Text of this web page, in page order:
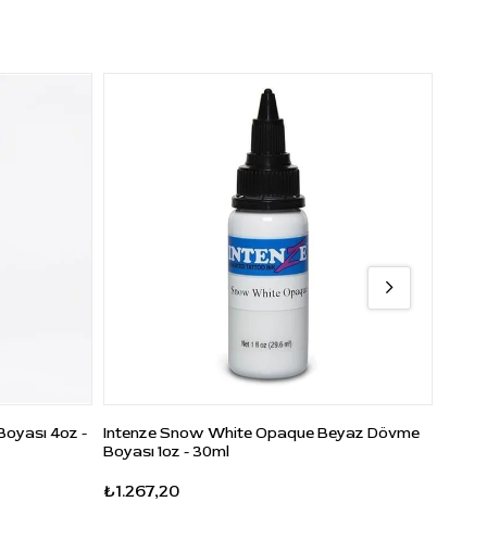
4oz -
Intenze Snow White Opaque Beyaz Dövme
Boyası 1oz - 30ml
₺1.267,20